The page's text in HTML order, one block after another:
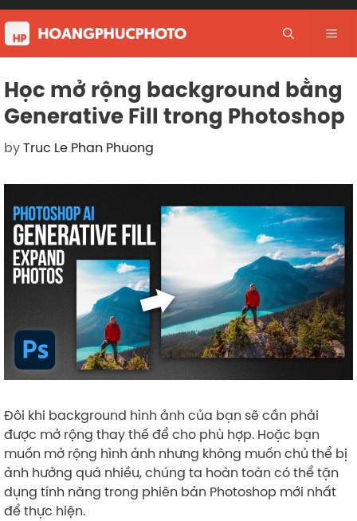
Skip
to
content
Học mở rộng background bằng
Generative Fill trong Photoshop
byTruc Le Phan Phuong
Đôi khi background hình ảnh của bạn sẽ cần phải
được mở rộng thay thế để cho phù hợp. Hoặc bạn
muốn mở rộng hình ảnh nhưng không muốn chủ thể bị
ảnh hưởng quá nhiều, chúng ta hoàn toàn có thể tận
dụng tính năng trong phiên bản Photoshop mới nhất
để thực hiện.